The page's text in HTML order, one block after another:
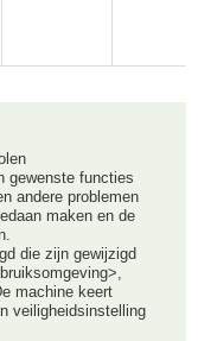
gewenste functies
andere problemen
maken en de
die zijn gewijzigd
machine keert
veiligheidsinstelling